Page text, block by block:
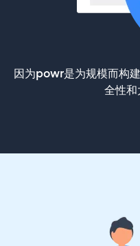
因为powr是为规模而构
全性和